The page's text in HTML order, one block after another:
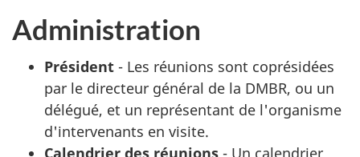
Administration
Président - Les réunions sont coprésidées
par le directeur général de la DMBR, ou un
délégué, et un représentant de l'organisme
d'intervenants en visite.
Calendrier des réunions - Un calendrier